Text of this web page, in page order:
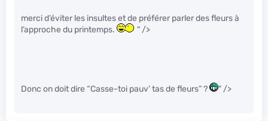
merci d’éviter les insultes et de préférer parler des fleurs à
l’approche du printemps.
" />
Donc on doit dire “Casse-toi pauv’ tas de fleurs” ? " />